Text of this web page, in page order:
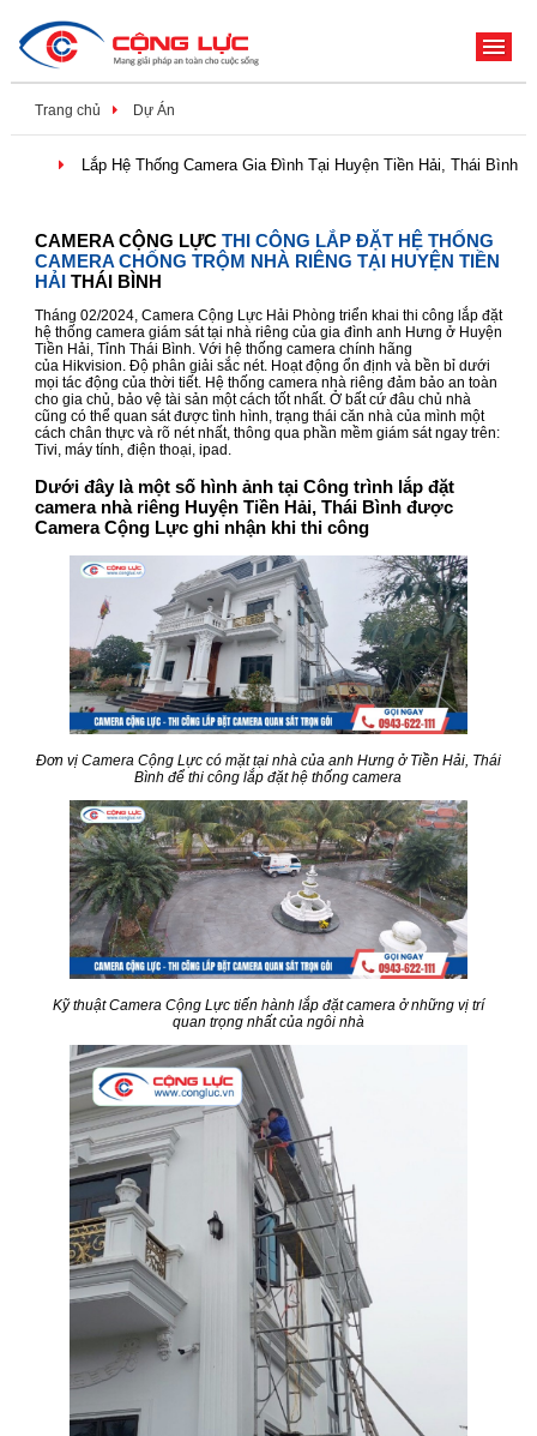
Trang chủ Dự Án
Lắp Hệ Thống Camera Gia Đình Tại Huyện Tiền Hải, Thái Bình
CAMERA CỘNG LỰC THI CÔNG LẮP ĐẶT HỆ THỐNG
CAMERA CHỐNG TRỘM NHÀ RIÊNG TẠI HUYỆN TIỀN
HẢITHÁI BÌNH
Tháng 02/2024, Camera Cộng Lực Hải Phòng triển khai thi công lắp đặt
hệ thống camera giám sát tại nhà riêng của gia đình anh Hưng ở Huyện
Tiền Hải, Tỉnh Thái Bình. Với hệ thống camera chính hãng
của Hikvision. Độ phân giải sắc nét. Hoạt động ổn định và bền bỉ dưới
mọi tác động của thời tiết. Hệ thống camera nhà riêng đảm bảo an toàn
cho gia chủ, bảo vệ tài sản một cách tốt nhất. Ở bất cứ đâu chủ nhà
cũng có thể quan sát được tình hình, trạng thái căn nhà của mình một
cách chân thực và rõ nét nhất, thông qua phần mềm giám sát ngay trên:
Tivi, máy tính, điện thoại, ipad.
Dưới đây là một số hình ảnh tại Công trình lắp đặt
camera nhà riêng Huyện Tiền Hải, Thái Bình được
Camera Cộng Lực ghi nhận khi thi công
Đơn vị Camera Cộng Lực có mặt tại nhà của anh Hưng ở Tiền Hải, Thái
Bình để thi công lắp đặt hệ thống camera
Kỹ thuật Camera Cộng Lực tiến hành lắp đặt camera ở những vị trí
quan trọng nhất của ngôi nhà